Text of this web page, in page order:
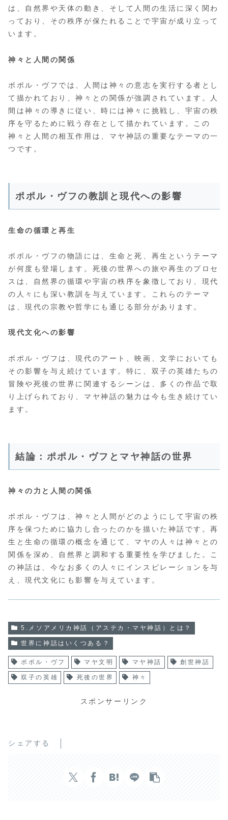
は、自然界や天体の動き、そして人間の生活に深く関わ
っており、その秩序が保たれることで宇宙が成り立って
います。
神々と人間の関係
ポポル・ヴフでは、人間は神々の意志を実行する者とし
て描かれており、神々との関係が強調されています。人
間は神々の導きに従い、時には神々に挑戦し、宇宙の秩
序を守るために戦う存在として描かれています。この
神々と人間の相互作用は、マヤ神話の重要なテーマの一
つです。
ポポル・ヴフの教訓と現代への影響
生命の循環と再生
ポポル・ヴフの物語には、生命と死、再生というテーマ
が何度も登場します。死後の世界への旅や再生のプロセ
スは、自然界の循環や宇宙の秩序を象徴しており、現代
の人々にも深い教訓を与えています。これらのテーマ
は、現代の宗教や哲学にも通じる部分があります。
現代文化への影響
ポポル・ヴフは、現代のアート、映画、文学においても
その影響を与え続けています。特に、双子の英雄たちの
冒険や死後の世界に関連するシーンは、多くの作品で取
り上げられており、マヤ神話の魅力は今も生き続けてい
ます。
結論：ポポル・ヴフとマヤ神話の世界
神々の力と人間の関係
ポポル・ヴフは、神々と人間がどのようにして宇宙の秩
序を保つために協力し合ったのかを描いた神話です。再
生と生命の循環の概念を通じて、マヤの人々は神々との
関係を深め、自然界と調和する重要性を学びました。こ
の神話は、今なお多くの人々にインスピレーションを与
え、現代文化にも影響を与えています。
5.メソアメリカ神話（アステカ・マヤ神話）とは？
世界に神話はいくつある？
ポポル・ヴフ マヤ文明 マヤ神話 創世神話
双子の英雄 死後の世界 神々
スポンサーリンク
シェアする